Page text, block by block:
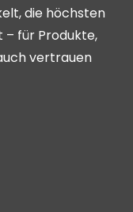
die höchsten
für Produkte,
vertrauen